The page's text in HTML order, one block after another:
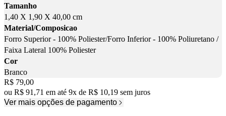
Tamanho
1,40 X 1,90 X 40,00 cm
Material/Composicao
Forro Superior - 100% Poliester/Forro Inferior - 100% Poliuretano /
Faixa Lateral 100% Poliester
Cor
Branco
Price:
R$ 79,00
ou R$ 91,71 em até 9x de R$ 10,19 sem juros
Ver mais opções de pagamento